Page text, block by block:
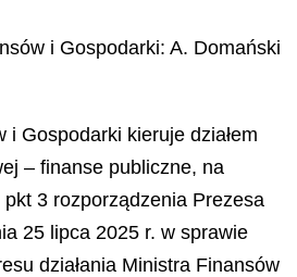
i Gospodarki: A. Domański
i Gospodarki kieruje działem
– finanse publiczne, na
3 rozporządzenia Prezesa
25 lipca 2025 r. w sprawie
działania Ministra Finansów